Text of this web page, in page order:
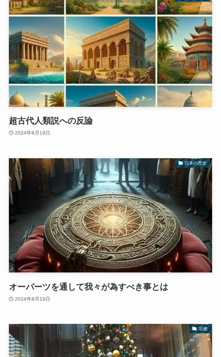
超古代人類説への反論
2024年8月19日
日本の歴史
オーパーツを通して我々が為すべき事とは
2024年8月19日
宗教